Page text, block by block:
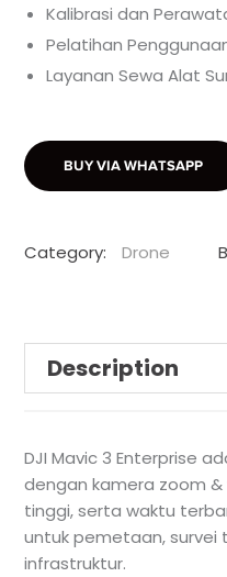
Kalibrasi dan
Pelatihan
Layanan Sewa Alat
BUY VIA WHATSAPP
Category: Drone
Description
DJI Mavic 3 Enterprise
dengan kamera zoom &
tinggi, serta waktu
untuk pemetaan, survei
infrastruktur.